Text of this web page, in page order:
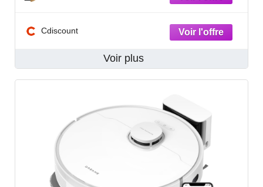
Cdiscount
Voir plus